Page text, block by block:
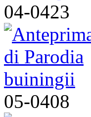
04-0423
05-0408